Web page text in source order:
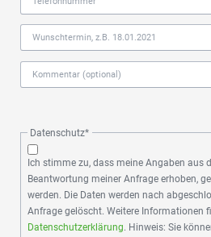
Pflichtfeld
Datenschutz*
Ich stimme zu, dass meine Angaben aus
Beantwortung meiner Anfrage erhoben,
werden. Die Daten werden nach abgeschlossener Bearbeitung der
Anfrage gelöscht. Weitere Informationen
Datenschutzerklärung. Hinweis: Sie